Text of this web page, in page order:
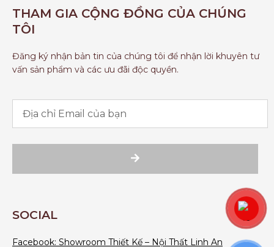
THAM GIA CỘNG ĐỒNG CỦA CHÚNG
TÔI
Đăng ký nhận bản tin của chúng tôi để nhận lời khuyên tư
vấn sản phẩm và các ưu đãi độc quyền.
SOCIAL
Facebook: Showroom Thiết Kế – Nội Thất Linh An